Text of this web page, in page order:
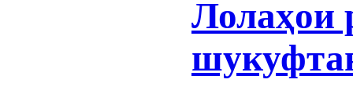
Лолаҳои